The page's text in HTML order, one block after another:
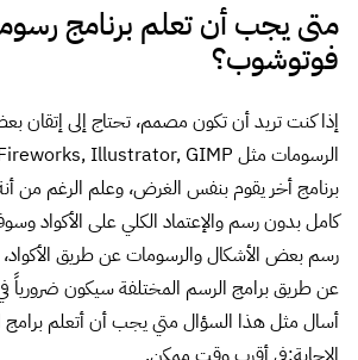
متى يجب أن تعلم برنامج
فوتوشوب؟
إذا كنت تريد أن تكون مصمم، تحتاج إلى إتقان
برنامج أخر يقوم بنفس الغرض، وعلم الرغم من
رسم بعض الأشكال والرسومات عن طريق
عن طريق برامج الرسم المختلفة سيكون ضرورياً
أسال مثل هذا السؤال متي يجب أن أتعلم برامج